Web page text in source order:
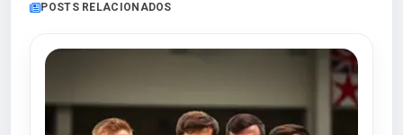
POSTS RELACIONADOS